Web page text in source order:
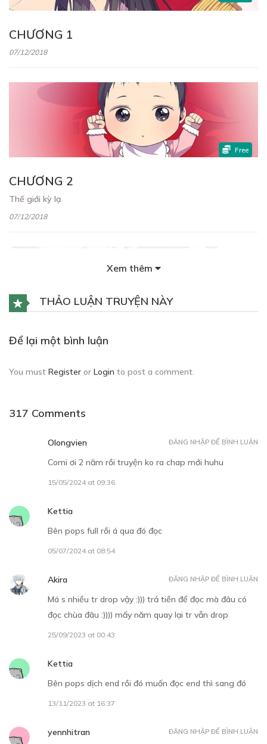
CHƯƠNG 1
07/12/2018
CHƯƠNG 2
Thế giới kỳ lạ
07/12/2018
Free
CHƯƠNG 3
CHƯƠNG 4
Anh ấy là hôn phu của tôi
CHƯƠNG 5
Tiệc tiễn hoàng tử
Xem thêm
THẢO LUẬN TRUYỆN NÀY
Để lại một bình luận
You must Register or Login to post a comment.
317 Comments
Olongvien
Comi ơi 2 năm rồi truyện ko ra chap mới huhu
15/05/2024 at 09:36
ĐĂNG NHẬP ĐỂ BÌNH LUẬN
Kettia
Bên pops full rồi á qua đó đọc
05/07/2024 at 08:54
Akira
Má s nhiều tr drop vậy :))) trả tiền để đọc mà đâu có
đọc chùa đâu :)))) mấy năm quay lại tr vẫn drop
25/09/2023 at 00:43
ĐĂNG NHẬP ĐỂ BÌNH LUẬN
Kettia
Bên pops dịch end rồi đó muốn đọc end thì sang đó
13/11/2023 at 16:37
yennhitran ĐĂNG NHẬP ĐỂ BÌNH LUẬN